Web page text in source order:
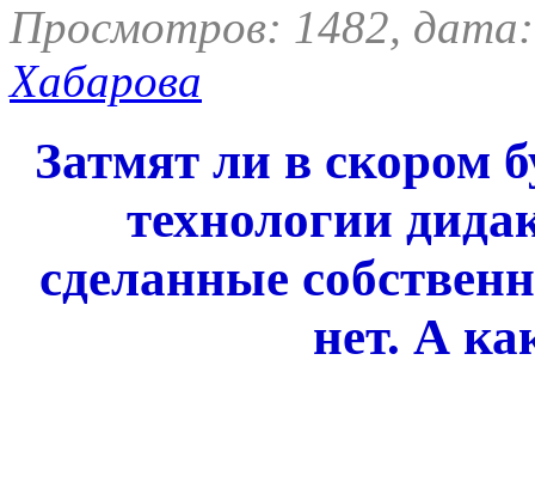
Просмотров: 1482,
Хабарова
Затмят ли в скором
технологии
сделанные
нет. А